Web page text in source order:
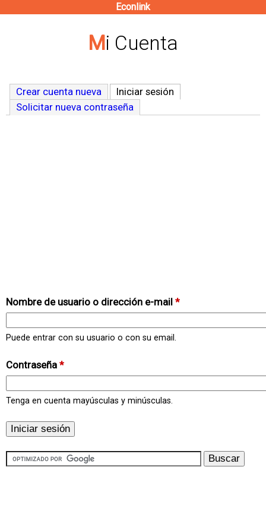
contenido
Econlink
Mi Cuenta
Crear cuenta nueva Iniciar sesión
Solicitar nueva contraseña
Nombre de usuario o dirección e-mail *
Puede entrar con su usuario o con su email.
Contraseña *
Tenga en cuenta mayúsculas y minúsculas.